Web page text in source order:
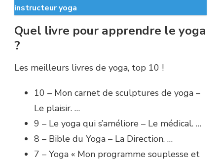
instructeur yoga
Quel livre pour apprendre le yoga
?
Les meilleurs livres de yoga, top 10 !
10 – Mon carnet de sculptures de yoga –
Le plaisir. …
9 – Le yoga qui s’améliore – Le médical. …
8 – Bible du Yoga – La Direction. …
7 – Yoga « Mon programme souplesse et